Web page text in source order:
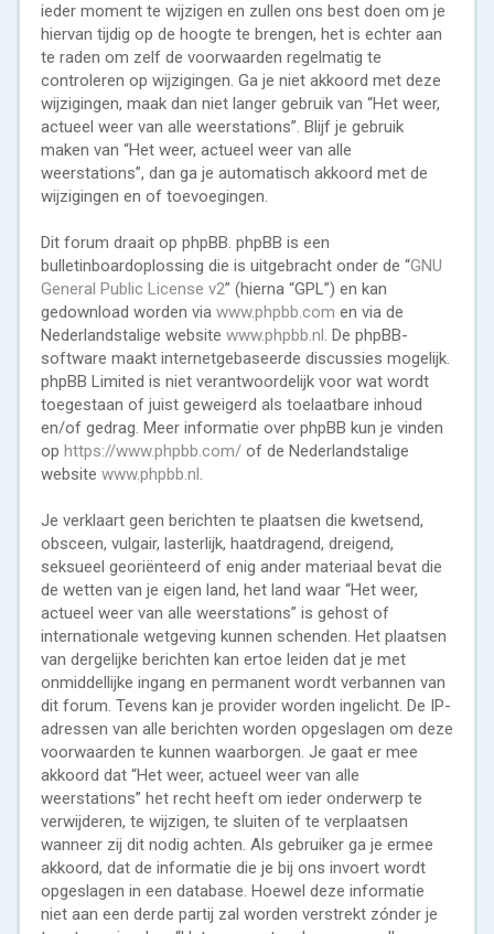
ieder moment te wijzigen en zullen ons best doen om je
hiervan tijdig op de hoogte te brengen, het is echter aan
te raden om zelf de voorwaarden regelmatig te
controleren op wijzigingen. Ga je niet akkoord met deze
wijzigingen, maak dan niet langer gebruik van “Het weer,
actueel weer van alle weerstations”. Blijf je gebruik
maken van “Het weer, actueel weer van alle
weerstations”, dan ga je automatisch akkoord met de
wijzigingen en of toevoegingen.
Dit forum draait op phpBB. phpBB is een
bulletinboardoplossing die is uitgebracht onder de “GNU
General Public License v2” (hierna “GPL”) en kan
gedownload worden via www.phpbb.com en via de
Nederlandstalige website www.phpbb.nl. De phpBB-
software maakt internetgebaseerde discussies mogelijk.
phpBB Limited is niet verantwoordelijk voor wat wordt
toegestaan of juist geweigerd als toelaatbare inhoud
en/of gedrag. Meer informatie over phpBB kun je vinden
op https://www.phpbb.com/ of de Nederlandstalige
website www.phpbb.nl.
Je verklaart geen berichten te plaatsen die kwetsend,
obsceen, vulgair, lasterlijk, haatdragend, dreigend,
seksueel georiënteerd of enig ander materiaal bevat die
de wetten van je eigen land, het land waar “Het weer,
actueel weer van alle weerstations” is gehost of
internationale wetgeving kunnen schenden. Het plaatsen
van dergelijke berichten kan ertoe leiden dat je met
onmiddellijke ingang en permanent wordt verbannen van
dit forum. Tevens kan je provider worden ingelicht. De IP-
adressen van alle berichten worden opgeslagen om deze
voorwaarden te kunnen waarborgen. Je gaat er mee
akkoord dat “Het weer, actueel weer van alle
weerstations” het recht heeft om ieder onderwerp te
verwijderen, te wijzigen, te sluiten of te verplaatsen
wanneer zij dit nodig achten. Als gebruiker ga je ermee
akkoord, dat de informatie die je bij ons invoert wordt
opgeslagen in een database. Hoewel deze informatie
niet aan een derde partij zal worden verstrekt zónder je